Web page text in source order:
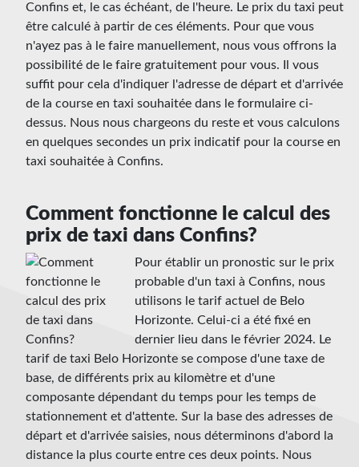
Confins et, le cas échéant, de l'heure. Le prix du taxi peut
être calculé à partir de ces éléments. Pour que vous
n'ayez pas à le faire manuellement, nous vous offrons la
possibilité de le faire gratuitement pour vous. Il vous
suffit pour cela d'indiquer l'adresse de départ et d'arrivée
de la course en taxi souhaitée dans le formulaire ci-
dessus. Nous nous chargeons du reste et vous calculons
en quelques secondes un prix indicatif pour la course en
taxi souhaitée à Confins.
Comment fonctionne le calcul des
prix de taxi dans Confins?
Pour établir un pronostic sur le prix
probable d'un taxi à Confins, nous
utilisons le tarif actuel de Belo
Horizonte. Celui-ci a été fixé en
dernier lieu dans le février 2024. Le
tarif de taxi Belo Horizonte se compose d'une taxe de
base, de différents prix au kilomètre et d'une
composante dépendant du temps pour les temps de
stationnement et d'attente. Sur la base des adresses de
départ et d'arrivée saisies, nous déterminons d'abord la
distance la plus courte entre ces deux points. Nous